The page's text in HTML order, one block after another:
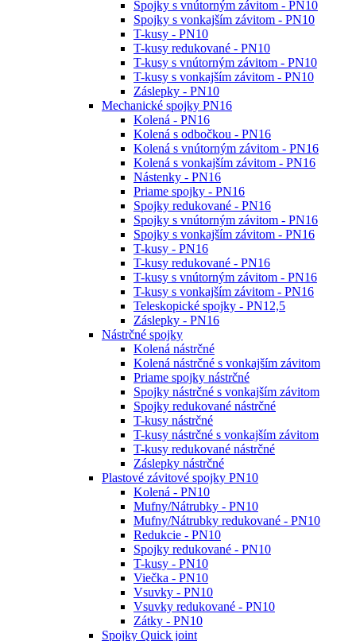
Spojky s vnútorným závitom - PN10
Spojky s vonkajším závitom - PN10
T-kusy - PN10
T-kusy redukované - PN10
T-kusy s vnútorným závitom - PN10
T-kusy s vonkajším závitom - PN10
Záslepky - PN10
Mechanické spojky PN16
Kolená - PN16
Kolená s odbočkou - PN16
Kolená s vnútorným závitom - PN16
Kolená s vonkajším závitom - PN16
Nástenky - PN16
Priame spojky - PN16
Spojky redukované - PN16
Spojky s vnútorným závitom - PN16
Spojky s vonkajším závitom - PN16
T-kusy - PN16
T-kusy redukované - PN16
T-kusy s vnútorným závitom - PN16
T-kusy s vonkajším závitom - PN16
Teleskopické spojky - PN12,5
Záslepky - PN16
Nástrčné spojky
Kolená nástrčné
Kolená nástrčné s vonkajším závitom
Priame spojky nástrčné
Spojky nástrčné s vonkajším závitom
Spojky redukované nástrčné
T-kusy nástrčné
T-kusy nástrčné s vonkajším závitom
T-kusy redukované nástrčné
Záslepky nástrčné
Plastové závitové spojky PN10
Kolená - PN10
Mufny/Nátrubky - PN10
Mufny/Nátrubky redukované - PN10
Redukcie - PN10
Spojky redukované - PN10
T-kusy - PN10
Viečka - PN10
Vsuvky - PN10
Vsuvky redukované - PN10
Zátky - PN10
Spojky Quick joint